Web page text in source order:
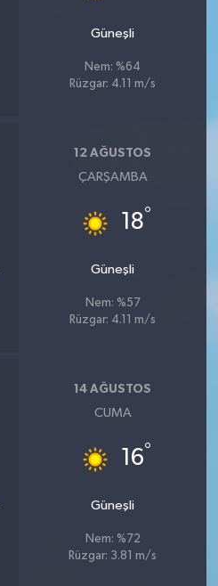
Güneşli
Nem: %64
Rüzgar: 4.11 m/s
12 AĞUSTOS
ÇARŞAMBA
18°
Güneşli
Nem: %57
Rüzgar: 4.11 m/s
14 AĞUSTOS
CUMA
16°
Güneşli
Nem: %72
Rüzgar: 3.81 m/s